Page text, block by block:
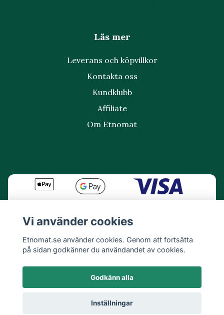
Läs mer
Leverans och köpvillkor
Kontakta oss
Kundklubb
Affiliate
Om Etnomat
© 2026 Etnomat
Vi använder cookies
Etnomat.se använder cookies. Genom att fortsätta
på sidan godkänner du användandet av cookies.
Godkänn alla
Inställningar